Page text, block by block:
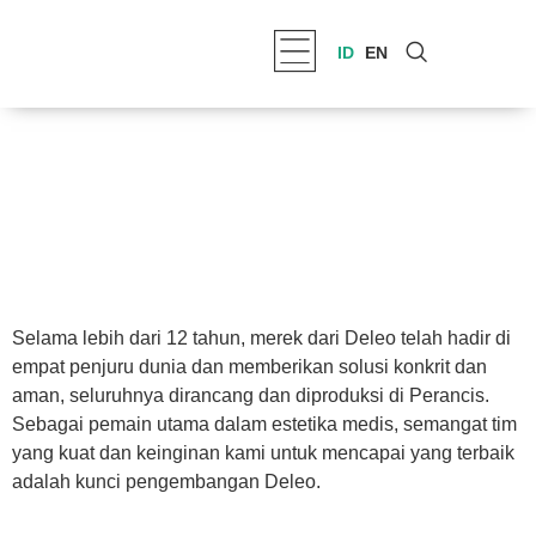
ID EN
Selama lebih dari 12 tahun, merek dari Deleo telah hadir di
empat penjuru dunia dan memberikan solusi konkrit dan
aman, seluruhnya dirancang dan diproduksi di Perancis.
Sebagai pemain utama dalam estetika medis, semangat tim
yang kuat dan keinginan kami untuk mencapai yang terbaik
adalah kunci pengembangan Deleo.